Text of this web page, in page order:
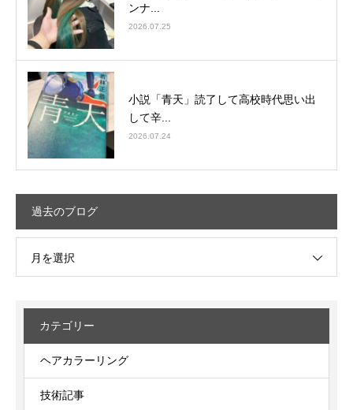
ンナ...
2026.07.25
小説「青天」読了して高校時代思い出
して辛...
2026.07.24
過去のブログ
月を選択
カテゴリー
ヘアカラーリング
技術記事